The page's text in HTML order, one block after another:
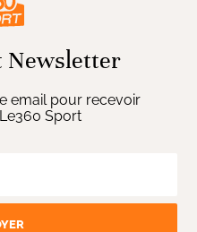
Newsletter
email pour recevoir
Sport